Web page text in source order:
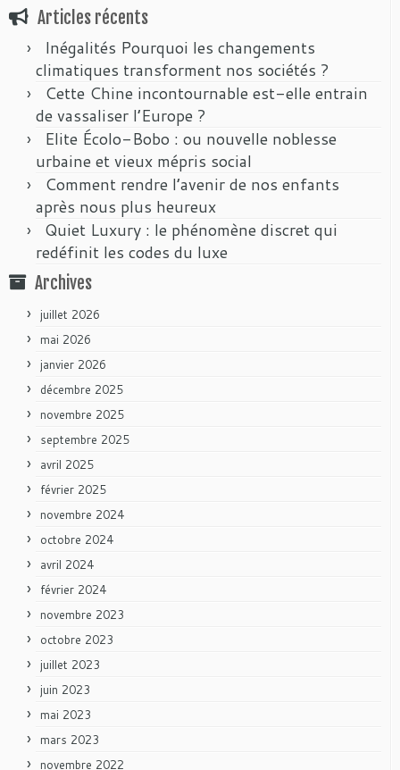
Articles récents
Inégalités Pourquoi les changements
climatiques transforment nos sociétés ?
Cette Chine incontournable est-elle entrain
de vassaliser l’Europe ?
Elite Écolo-Bobo : ou nouvelle noblesse
urbaine et vieux mépris social
Comment rendre l’avenir de nos enfants
après nous plus heureux
Quiet Luxury : le phénomène discret qui
redéfinit les codes du luxe
Archives
juillet 2026
mai 2026
janvier 2026
décembre 2025
novembre 2025
septembre 2025
avril 2025
février 2025
novembre 2024
octobre 2024
avril 2024
février 2024
novembre 2023
octobre 2023
juillet 2023
juin 2023
mai 2023
mars 2023
novembre 2022